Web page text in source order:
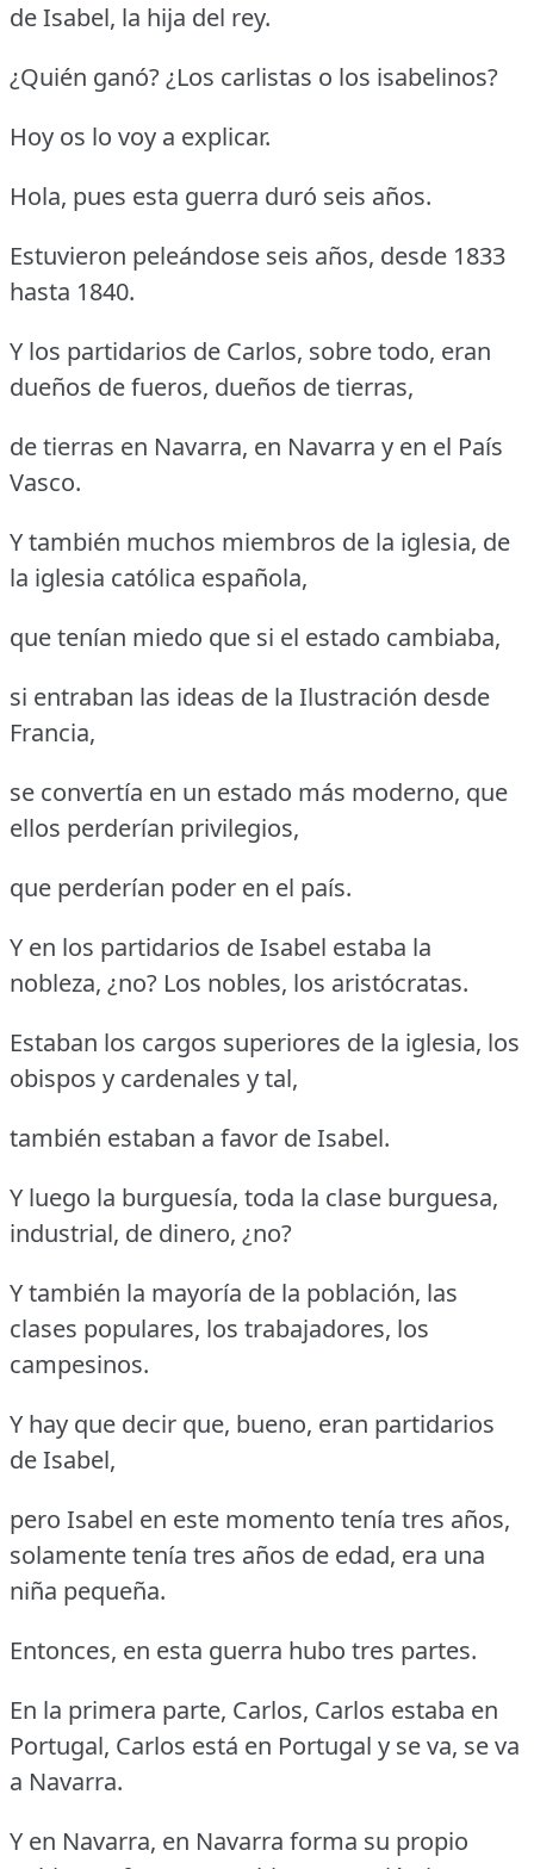
de Isabel, la hija del rey.
¿Quién ganó? ¿Los carlistas o los isabelinos?
Hoy os lo voy a explicar.
Hola, pues esta guerra duró seis años.
Estuvieron peleándose seis años, desde 1833
hasta 1840.
Y los partidarios de Carlos, sobre todo, eran
dueños de fueros, dueños de tierras,
de tierras en Navarra, en Navarra y en el País
Vasco.
Y también muchos miembros de la iglesia, de
la iglesia católica española,
que tenían miedo que si el estado cambiaba,
si entraban las ideas de la Ilustración desde
Francia,
se convertía en un estado más moderno, que
ellos perderían privilegios,
que perderían poder en el país.
Y en los partidarios de Isabel estaba la
nobleza, ¿no? Los nobles, los aristócratas.
Estaban los cargos superiores de la iglesia, los
obispos y cardenales y tal,
también estaban a favor de Isabel.
Y luego la burguesía, toda la clase burguesa,
industrial, de dinero, ¿no?
Y también la mayoría de la población, las
clases populares, los trabajadores, los
campesinos.
Y hay que decir que, bueno, eran partidarios
de Isabel,
pero Isabel en este momento tenía tres años,
solamente tenía tres años de edad, era una
niña pequeña.
Entonces, en esta guerra hubo tres partes.
En la primera parte, Carlos, Carlos estaba en
Portugal, Carlos está en Portugal y se va, se va
a Navarra.
Y en Navarra, en Navarra forma su propio